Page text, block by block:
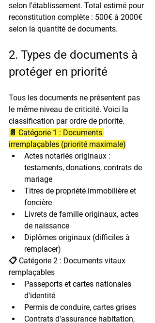
selon l'établissement. Total estimé pour
reconstitution complète : 500€ à 2000€
selon la quantité de documents.
2. Types de documents à
protéger en priorité
Tous les documents ne présentent pas
le même niveau de criticité. Voici la
classification par ordre de priorité.
📄 Catégorie 1 : Documents
irremplaçables (priorité maximale)
Actes notariés originaux :
testaments, donations, contrats de
mariage
Titres de propriété immobilière et
foncière
Livrets de famille originaux, actes
de naissance
Diplômes originaux (difficiles à
remplacer)
📋 Catégorie 2 : Documents vitaux
remplaçables
Passeports et cartes nationales
d'identité
Permis de conduire, cartes grises
Contrats d'assurance habitation,